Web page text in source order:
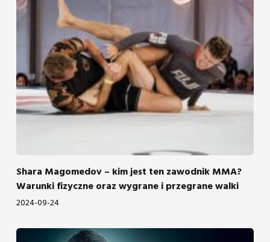
Shara Magomedov – kim jest ten zawodnik MMA?
Warunki fizyczne oraz wygrane i przegrane walki
2024-09-24